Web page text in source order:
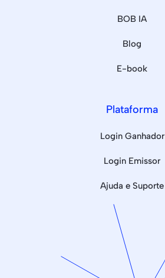
BOB IA
Blog
E-book
Plataforma
Login Ganhador
Login Emissor
Ajuda e Suporte